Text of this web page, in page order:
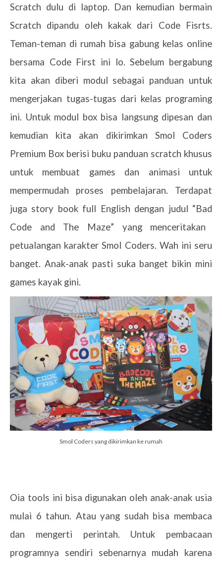
Scratch dulu di laptop. Dan kemudian bermain
Scratch dipandu oleh kakak dari Code Fisrts.
Teman-teman di rumah bisa gabung kelas online
bersama Code First ini lo. Sebelum bergabung
kita akan diberi modul sebagai panduan untuk
mengerjakan tugas-tugas dari kelas programing
ini. Untuk modul box bisa langsung dipesan dan
kemudian kita akan dikirimkan Smol Coders
Premium Box berisi buku panduan scratch khusus
untuk membuat games dan animasi untuk
mempermudah proses pembelajaran. Terdapat
juga story book full English dengan judul “Bad
Code and The Maze” yang menceritakan
petualangan karakter Smol Coders. Wah ini seru
banget. Anak-anak pasti suka banget bikin mini
games kayak gini.
Smol Coders yang dikirimkan ke rumah
Oia tools ini bisa digunakan oleh anak-anak usia
mulai 6 tahun. Atau yang sudah bisa membaca
dan mengerti perintah. Untuk pembacaan
programnya sendiri sebenarnya mudah karena